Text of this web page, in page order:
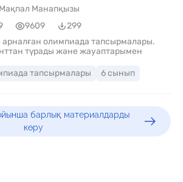
Манапқызы
9609
299
олимпиада тапсырмалары.
түрады және жауаптарымен
тапсырмалары 6 сынып
барлық материалдарды
көру